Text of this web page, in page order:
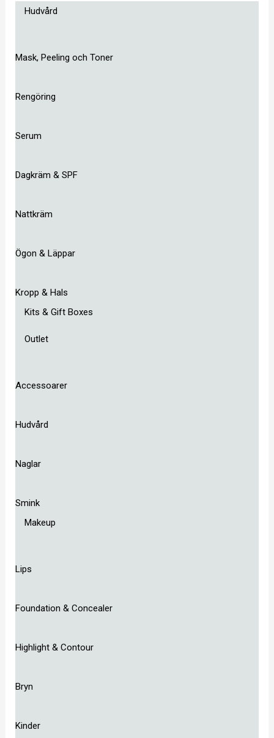
Hudvård
Mask, Peeling och Toner
Rengöring
Serum
Dagkräm & SPF
Nattkräm
Ögon & Läppar
Kropp & Hals
Kits & Gift Boxes
Outlet
Accessoarer
Hudvård
Naglar
Smink
Makeup
Lips
Foundation & Concealer
Highlight & Contour
Bryn
Kinder